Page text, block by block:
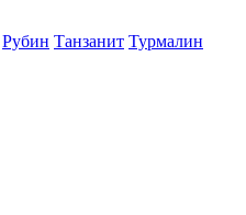
Рубин Танзанит Турмалин